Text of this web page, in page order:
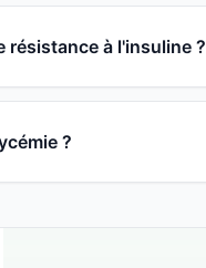
à l'insuline ?
?